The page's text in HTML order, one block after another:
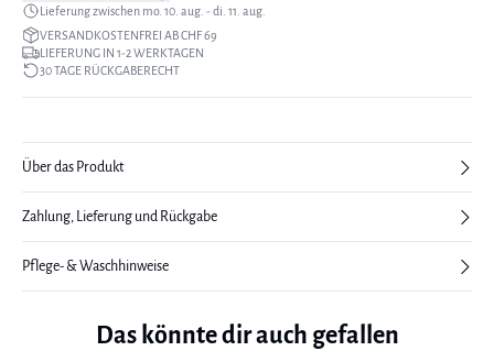
Lieferung zwischen mo. 10. aug. - di. 11. aug.
VERSANDKOSTENFREI AB CHF 69
LIEFERUNG IN 1-2 WERKTAGEN
30 TAGE RÜCKGABERECHT
Über das Produkt
Zahlung, Lieferung und Rückgabe
Pflege- & Waschhinweise
Das könnte dir auch gefallen